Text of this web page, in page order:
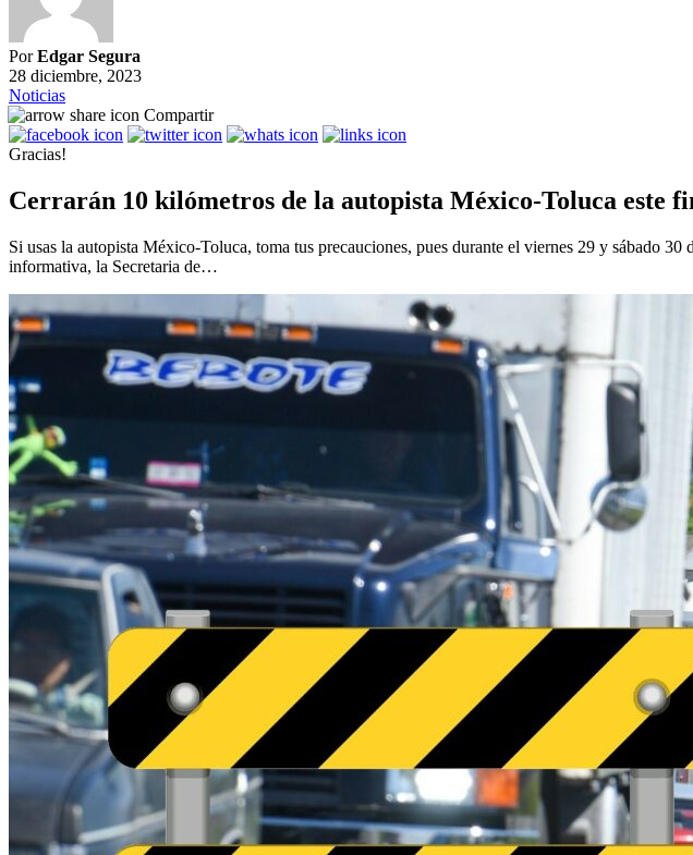
PorEdgar Segura
28 diciembre, 2023
Noticias
Compartir
Gracias!
Cerrarán 10 kilómetros de la autopista México-Toluca este
Si usas la autopista México-Toluca, toma tus precauciones, pues durante el viernes 29 y sábado
informativa, la Secretaria de…